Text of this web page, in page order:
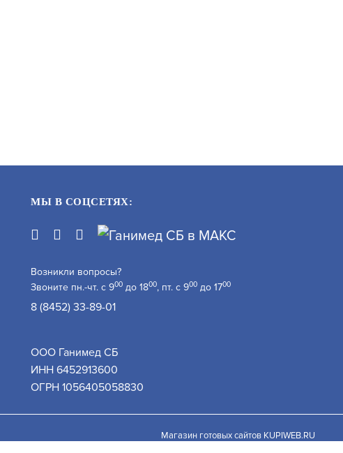
на обработку персональных данных при помощи cookie–
В КОРЗИНУ
БЮДЖЕТНАЯ ВИДЕОКАМЕРА
АРТИКУЛ: УТ000059040
ЗАПРОСИТЬ ЦЕНУ
МЫ В СОЦСЕТЯХ:
Возникли вопросы?
Звоните пн.-чт. с 900 до 1800, пт. с 900 до 1700
8 (8452) 33-89-01
ООО Ганимед СБ
ИНН 6452913600
ОГРН 1056405058830
Магазин готовых сайтов KUPIWEB.RU